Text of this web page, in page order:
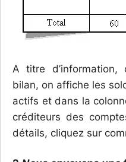
A titre
bilan, on affiche les
actifs et dans la
créditeurs des
détails, cliquez sur